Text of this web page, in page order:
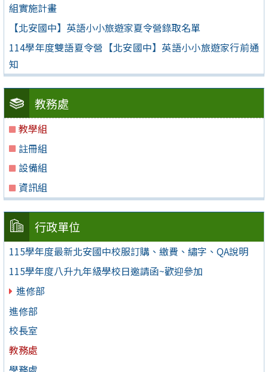
組實施計畫
【北安國中】英語小小旅遊家夏令營錄取名單
114學年度雙語夏令營【北安國中】英語小小旅遊家行前通
知
教務處
教學組
註冊組
設備組
資訊組
行政單位
115學年度最新北安國中校服訂購、繳費、繡字、QA說明
115學年度八升九年級學校日邀請函~歡迎參加
進修部
進修部
校長室
教務處